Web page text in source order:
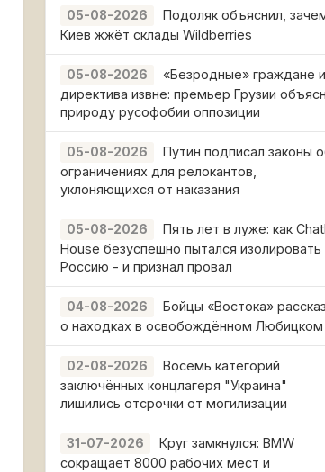
05-08-2026
Подоляк объяснил,
Киев жжёт склады Wildberries
05-08-2026
«Безродные» граждане и
директива извне: премьер Грузии
природу русофобии оппозиции
05-08-2026
Путин подписал законы
ограничениях для релокантов,
уклоняющихся от наказания
05-08-2026
Пять лет в луже: как
House безуспешно пытался изолировать
Россию - и признал провал
04-08-2026
Бойцы «Востока»
о находках в освобождённом Любицком
02-08-2026
Восемь категорий
заключённых концлагеря "Украина"
лишились отсрочки от могилизации
31-07-2026
Круг замкнулся: BMW
сокращает 8000 рабочих мест и